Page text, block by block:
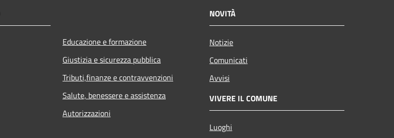
Educazione e formazione
Giustizia e sicurezza pubblica
Tributi,finanze e contravvenzioni
Salute, benessere e assistenza
Autorizzazioni
NOVITÀ
Notizie
Comunicati
Avvisi
VIVERE IL COMUNE
Luoghi